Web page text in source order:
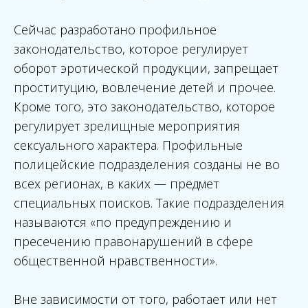
Сейчас разработано профильное
законодательство, которое регулирует
оборот эротической продукции, запрещает
проституцию, вовлечение детей и прочее.
Кроме того, это законодательство, которое
регулирует зрелищные мероприятия
сексуального характера. Профильные
полицейские подразделения созданы не во
всех регионах, в каких — предмет
специальных поисков. Такие подразделения
называются «по предупреждению и
пресечению правонарушений в сфере
общественной нравственности».
Вне зависимости от того, работает или нет